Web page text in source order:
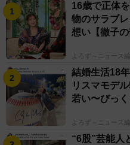
16歳で正体
物のサラブ
想い【徹子の
よろず～ニュース編
結婚生活18
リスマモデ
若い〜びっく
よろず～ニュース編
“6股”芸能